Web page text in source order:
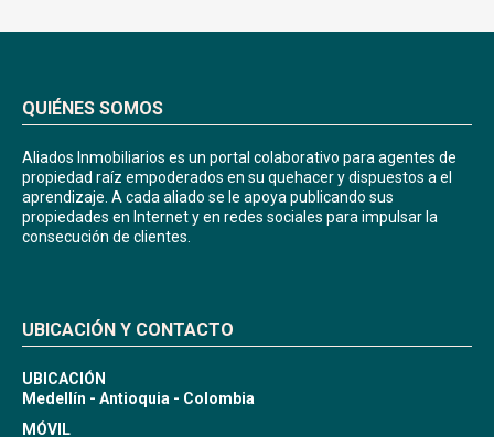
QUIÉNES SOMOS
Aliados Inmobiliarios es un portal colaborativo para agentes de
propiedad raíz empoderados en su quehacer y dispuestos a el
aprendizaje. A cada aliado se le apoya publicando sus
propiedades en Internet y en redes sociales para impulsar la
consecución de clientes.
UBICACIÓN Y CONTACTO
UBICACIÓN
Medellín - Antioquia - Colombia
MÓVIL